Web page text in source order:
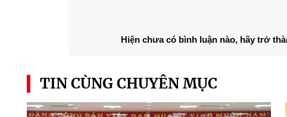
Hiện chưa có bình luận nào, hãy trở
TIN CÙNG CHUYÊN MỤC